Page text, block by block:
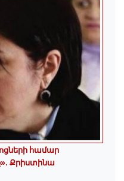
համար
Քրիստինա